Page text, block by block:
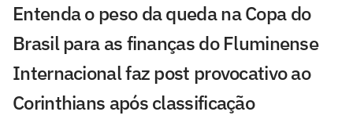
Entenda o peso da queda na Copa do
Brasil para as finanças do Fluminense
Internacional faz post provocativo ao
Corinthians após classificação